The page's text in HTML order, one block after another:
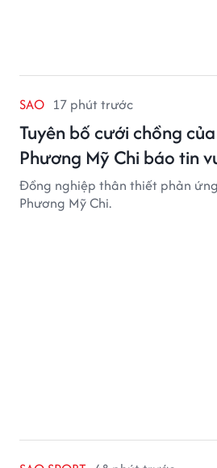
SAO 17 phút trước
Tuyên bố cưới chồng
Phương Mỹ Chi báo tin
Đồng nghiệp thân thiết phản
Phương Mỹ Chi.